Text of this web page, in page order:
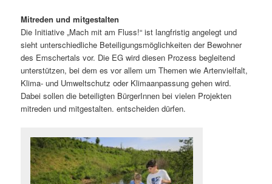
Mitreden und mitgestalten
Die Initiative „Mach mit am Fluss!“ ist langfristig angelegt und
sieht unterschiedliche Beteiligungsmöglichkeiten der Bewohner
des Emschertals vor. Die EG wird diesen Prozess begleitend
unterstützen, bei dem es vor allem um Themen wie Artenvielfalt,
Klima- und Umweltschutz oder Klimaanpassung gehen wird.
Dabei sollen die beteiligten BürgerInnen bei vielen Projekten
mitreden und mitgestalten. entscheiden dürfen.